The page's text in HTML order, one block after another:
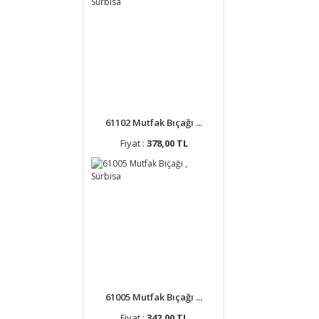
61102 Mutfak Bıçağı ...
Fiyat : 378,00 TL
61005 Mutfak Bıçağı ...